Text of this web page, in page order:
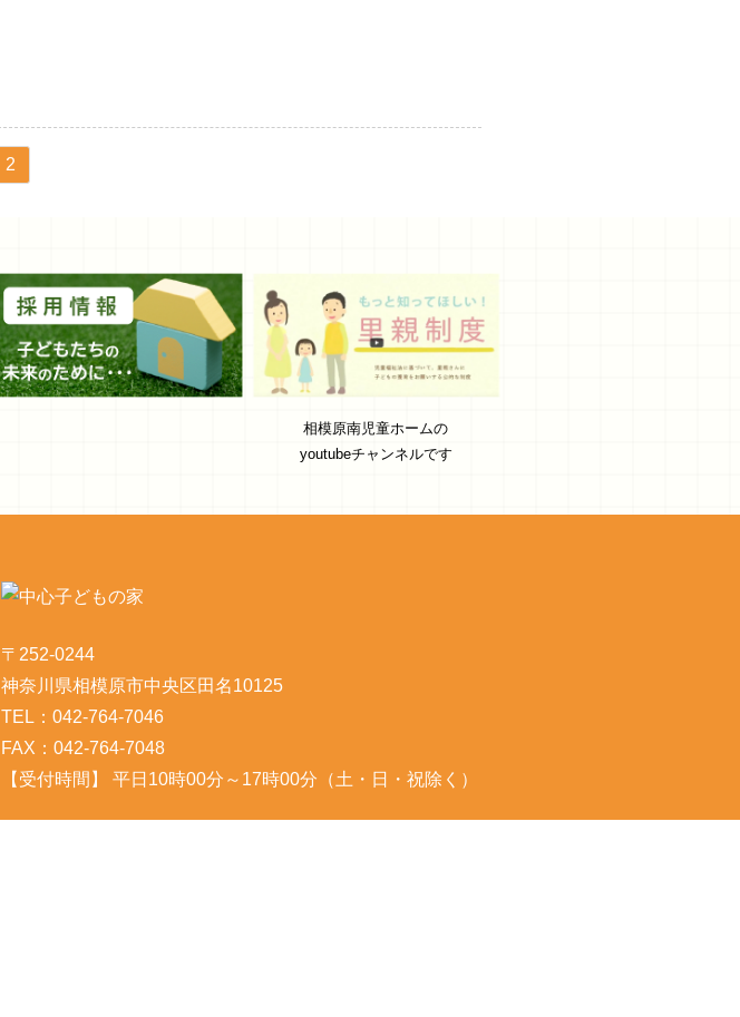
2
相模原南児童ホームの
youtubeチャンネルです
〒252-0244
神奈川県相模原市中央区田名10125
TEL：042-764-7046
FAX：042-764-7048
【受付時間】 平日10時00分～17時00分（土・日・祝除く）